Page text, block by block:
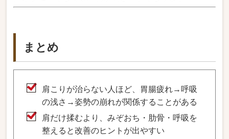
まとめ
肩こりが治らない人ほど、胃腸疲れ→呼吸
の浅さ→姿勢の崩れが関係することがある
肩だけ揉むより、みぞおち・肋骨・呼吸を
整えると改善のヒントが出やすい